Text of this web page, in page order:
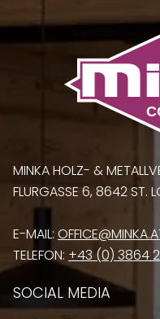
MINKA HOLZ- &
FLURGASSE 6, 8642 ST.
E-MAIL:
TELEFON: +43 (0) 3864
SOCIAL MEDIA